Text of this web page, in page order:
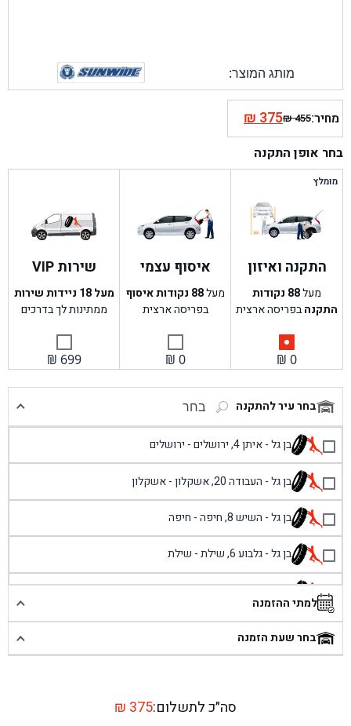
מותג המוצר:
מחיר: ₪455
המחיר
המקורי
היה:
₪375המחיר
הנוכחי
הוא:
בחר אופן התקנה
מומלץ
התקנה ואיזון
מעל88 נקודות
התקנהבפריסה ארצית
₪ 0
איסוף עצמי
מעל88 נקודות איסוף
בפריסה ארצית
₪ 0
שירות VIP
מעל 18 ניידות שירות
ממתינות לך בדרכים
₪ 699
בחר עיר להתקנה בחר
בן גל - איתן 4, ירושלים - ירושלים
בן גל - העבודה 20, אשקלון - אשקלון
בן גל - השיש 8, חיפה - חיפה
בן גל - גלבוע 6, שילת - שילת
בן גל - פוריידיס, כניסה צפונית מול כביש 4 - פרדיס
בן גל - שכונת אזור תעשייה זעירה, עיילבון - עיילבון
בן גל - דרך השבעה 20, אזור - אזור
למתי ההזמנה
בחר שעת הזמנה
סה״כ לתשלום: ₪ 375